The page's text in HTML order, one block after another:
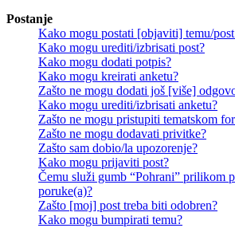
Postanje
Kako mogu postati [objaviti] temu/
Kako mogu urediti/izbrisati post?
Kako mogu dodati potpis?
Kako mogu kreirati anketu?
Zašto ne mogu dodati još [više]
Kako mogu urediti/izbrisati anketu?
Zašto ne mogu pristupiti tematskom
Zašto ne mogu dodavati privitke?
Zašto sam dobio/la upozorenje?
Kako mogu prijaviti post?
Čemu služi gumb “Pohrani” prilikom
poruke(a)?
Zašto [moj] post treba biti odobren?
Kako mogu bumpirati temu?